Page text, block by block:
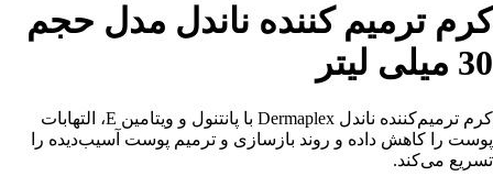
کرم ترمیم کننده ناندل مدل حجم
30 میلی لیتر
کرم ترمیم‌کننده ناندل Dermaplex با پانتنول و ویتامین E، التهابات
پوست را کاهش داده و روند بازسازی و ترمیم پوست آسیب‌دیده را
تسریع می‌کند.